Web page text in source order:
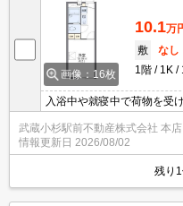
画像：16枚
10.1万
敷
なし
1階
1K
入浴中や就寝中で荷物を受
室の一部を物干しスペース
す。ロフトがあることでそ
武蔵小杉駅前不動産株式会社 本店
情報更新日 2026/08/02
残り